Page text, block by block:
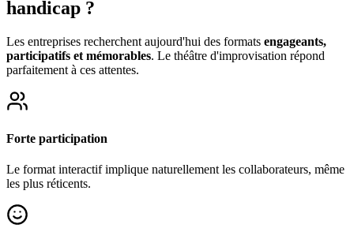
handicap ?
Les entreprises recherchent aujourd'hui des formats engageants,
participatifs et mémorables. Le théâtre d'improvisation répond
parfaitement à ces attentes.
Forte participation
Le format interactif implique naturellement les collaborateurs, même
les plus réticents.